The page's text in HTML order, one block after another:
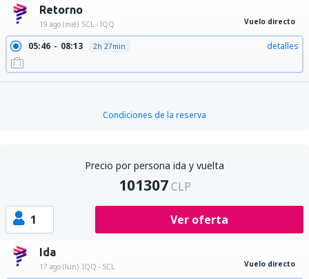
Retorno
19 ago (mié) SCL - IQQ Vuelo directo
05:46 08:13 2h 27min detalles
Condiciones de la reserva
Precio por persona ida y vuelta
101307 CLP
1 Ver oferta
Ida
17 ago (lun) IQQ - SCL Vuelo directo